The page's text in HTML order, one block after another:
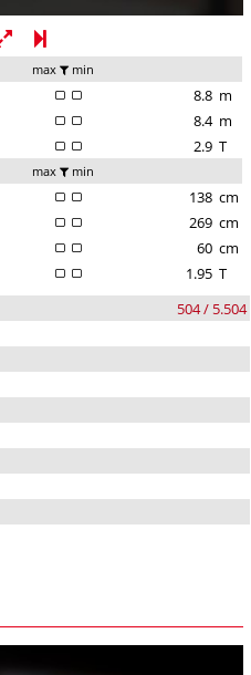
max min
8.8 m
8.4 m
2.9 T
max min
138 cm
269 cm
60 cm
1.95 T
504 / 5.504